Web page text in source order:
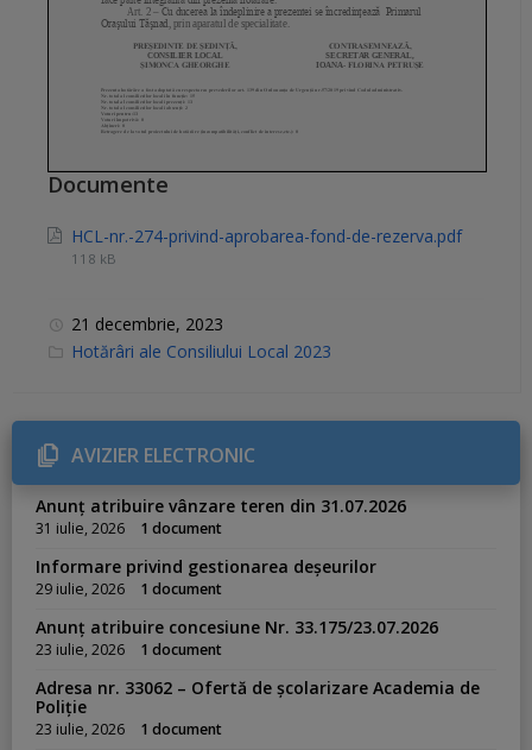
Documente
HCL-nr.-274-privind-aprobarea-fond-de-rezerva.pdf
118 kB
21 decembrie, 2023
C
r
i
e
s
Hotărâri ale Consiliului Local 2023
AVIZIER ELECTRONIC
Anunț atribuire vânzare teren din 31.07.2026
31 iulie, 2026 1 document
Informare privind gestionarea deșeurilor
29 iulie, 2026 1 document
Anunț atribuire concesiune Nr. 33.175/23.07.2026
23 iulie, 2026 1 document
Adresa nr. 33062 – Ofertă de școlarizare Academia de
Poliție
23 iulie, 2026 1 document